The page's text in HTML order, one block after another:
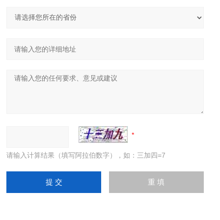
请输入计算结果（填写阿拉伯数字），如：三加四=7